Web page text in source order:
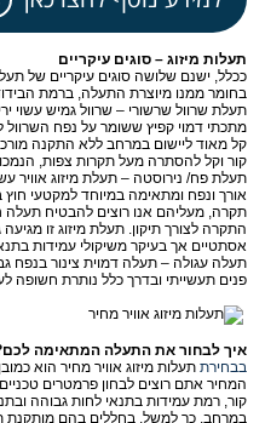
תעלות מיזוג – סוגים עיקריים
ככלל, ישנם שלושה סוגים עיקריים של
בחומר ממנו מיוצרת התעלה, ברמת
תעלת שרוול שרשורי – שרוול גמיש עשוי
מתכתי דמוי קפיץ ששומר על נפח השרוול
קל מאוד ליישום במרחב ללא התקנה
קור וקל להסתרה מעל תקרות צפות,
תעלת פח/ נירוסטה – תעלת מיזוג אוויר
אורך ונפח ומתאימה במיוחד למקטעי
תקרה, מעליהם אנו רוצים להבטיח
התקרה לצורך תיקון. תעלת מיזוג זו
אסתטיים אך בעיקר משיקולי עמידות
תעלה עגולה – תעלה דמוית צינור בנפח
פנים תעשייתי ובדרך כלל נותרת חשופה
איך לבחור את התעלה המתאימה
בבחירת תעלות מיזוג אוויר מחיר הוא
המחיר אתם רוצים לבחון פרמטרים
קור, רמת עמידות בתנאי לחות גבוהה
במרחב. כך למשל, בחללים בהם מותקנת